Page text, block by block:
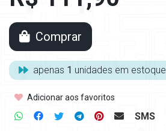
Comprar
apenas 1 unidades em estoque
Adicionar aos favoritos
SMS